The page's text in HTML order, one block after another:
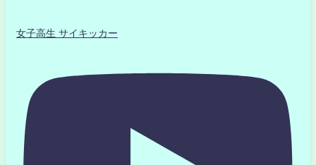
女子高生 サイキッカー